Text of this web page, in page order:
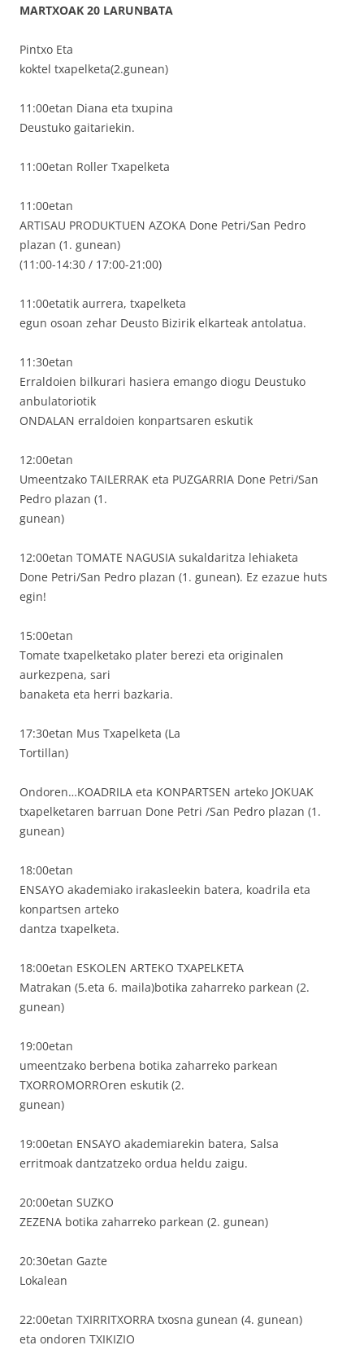
MARTXOAK 20 LARUNBATA
Pintxo Eta
koktel txapelketa(2.gunean)
11:00etan Diana eta txupina
Deustuko gaitariekin.
11:00etan Roller Txapelketa
11:00etan
ARTISAU PRODUKTUEN AZOKA Done Petri/San Pedro
plazan (1. gunean)
(11:00-14:30 / 17:00-21:00)
11:00etatik aurrera, txapelketa
egun osoan zehar Deusto Bizirik elkarteak antolatua.
11:30etan
Erraldoien bilkurari hasiera emango diogu Deustuko
anbulatoriotik
ONDALAN erraldoien konpartsaren eskutik
12:00etan
Umeentzako TAILERRAK eta PUZGARRIA Done Petri/San
Pedro plazan (1.
gunean)
12:00etan TOMATE NAGUSIA sukaldaritza lehiaketa
Done Petri/San Pedro plazan (1. gunean). Ez ezazue huts
egin!
15:00etan
Tomate txapelketako plater berezi eta originalen
aurkezpena, sari
banaketa eta herri bazkaria.
17:30etan Mus Txapelketa (La
Tortillan)
Ondoren…KOADRILA eta KONPARTSEN arteko JOKUAK
txapelketaren barruan Done Petri /San Pedro plazan (1.
gunean)
18:00etan
ENSAYO akademiako irakasleekin batera, koadrila eta
konpartsen arteko
dantza txapelketa.
18:00etan ESKOLEN ARTEKO TXAPELKETA
Matrakan (5.eta 6. maila)botika zaharreko parkean (2.
gunean)
19:00etan
umeentzako berbena botika zaharreko parkean
TXORROMORROren eskutik (2.
gunean)
19:00etan ENSAYO akademiarekin batera, Salsa
erritmoak dantzatzeko ordua heldu zaigu.
20:00etan SUZKO
ZEZENA botika zaharreko parkean (2. gunean)
20:30etan Gazte
Lokalean
22:00etan TXIRRITXORRA txosna gunean (4. gunean)
eta ondoren TXIKIZIO